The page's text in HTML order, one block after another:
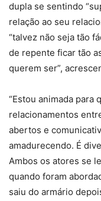
dupla se sentindo
relação ao seu
“talvez não seja tão
de repente ficar tão
querem ser”,
“Estou animada para
relacionamentos
abertos e
amadurecendo. É
Ambos os atores se
quando foram
saiu do armário